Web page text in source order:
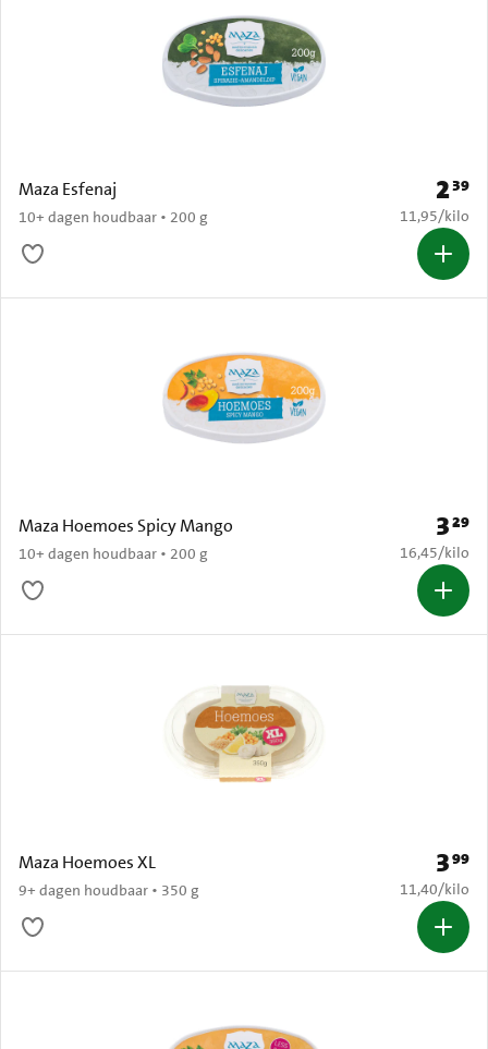
Maza Esfenaj
10+ dagen houdbaar • 200 g
Prijs:
239
€ 11,95 per
11,95/kilo
Maza Hoemoes Spicy Mango
10+ dagen houdbaar • 200 g
Prijs:
329
€ 16,45 per
16,45/kilo
Maza Hoemoes XL
9+ dagen houdbaar • 350 g
Prijs:
399
€ 11,40 per
11,40/kilo